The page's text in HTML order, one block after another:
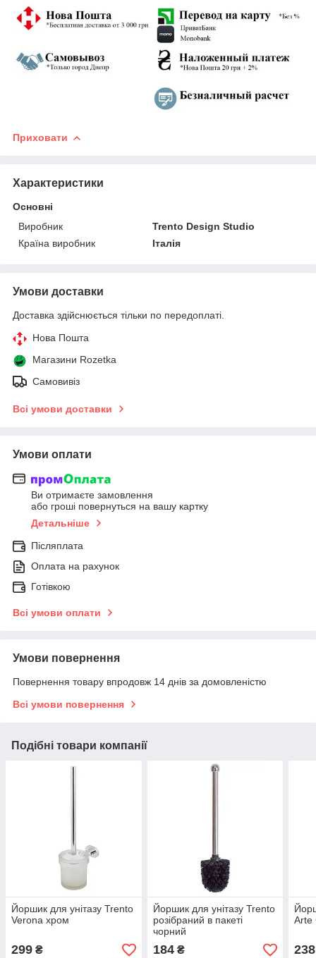
Приховати
Характеристики
Основні
Виробник
Trento Design Studio
Країна виробник
Італія
Умови доставки
Доставка здійснюється тільки по передоплаті.
Нова Пошта
Магазини Rozetka
Самовивіз
Всі умови доставки
Умови оплати
Ви отримаєте замовлення
або гроші повернуться на вашу картку
Детальніше
Післяплата
Оплата на рахунок
Готівкою
Всі умови оплати
Умови повернення
Повернення товару впродовж 14 днів за домовленістю
Всі умови повернення
Подібні товари компанії
Йоршик для унітазу Trento
Verona хром
299 ₴
Йоршик для унітазу Trento
розібраний в пакеті
чорний
184₴
Arte
238